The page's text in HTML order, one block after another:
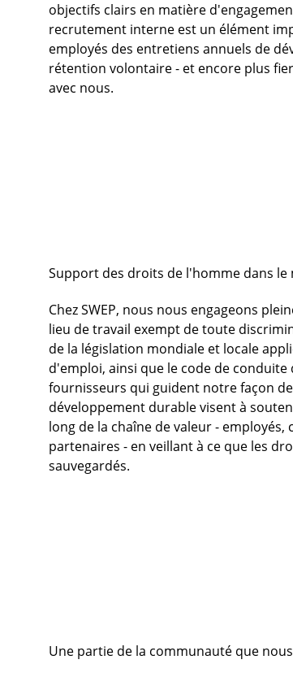
objectifs clairs en matière
recrutement interne est un élément
employés des entretiens annuels de
rétention volontaire - et encore plus
avec nous.
Support des droits de l'homme dans
Chez SWEP, nous nous engageons
lieu de travail exempt de toute
de la législation mondiale et locale
d'emploi, ainsi que le code de
fournisseurs qui guident notre façon
développement durable visent à
long de la chaîne de valeur -
partenaires - en veillant à ce que les
sauvegardés.
Une partie de la communauté que